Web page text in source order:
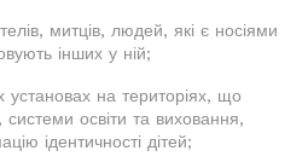
митців, людей, які є носіями
інших у ній;
на територіях, що
освіти та виховання,
ідентичності дітей;